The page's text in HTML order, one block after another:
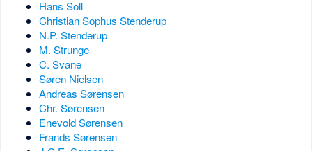
Hans Soll
Christian Sophus Stenderup
N.P. Stenderup
M. Strunge
C. Svane
Søren Nielsen
Andreas Sørensen
Chr. Sørensen
Enevold Sørensen
Frands Sørensen